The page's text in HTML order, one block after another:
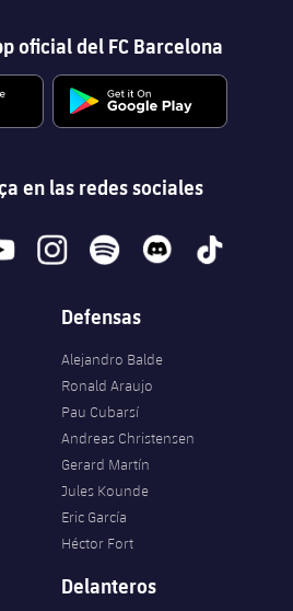
oficial del FC Barcelona
en las redes sociales
instagramspotify discord tiktok
Defensas
Alejandro Balde
Ronald Araujo
Pau Cubarsí
Andreas Christensen
Gerard Martín
Jules Kounde
Eric García
Héctor Fort
Delanteros